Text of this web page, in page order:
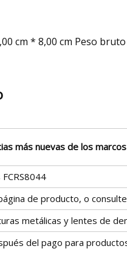
cm * 8,00 cm Peso
más nuevas de los
de producto, o
metálicas y lentes de
del pago para